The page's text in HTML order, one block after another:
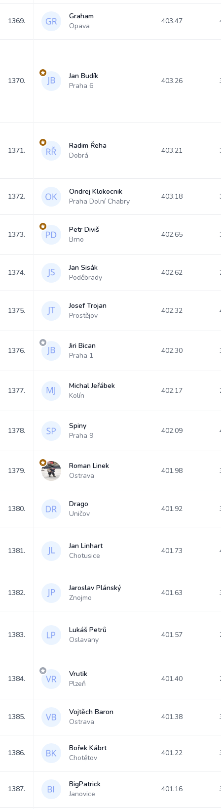
1369.
Graham
Opava
403.47
1370.
Jan Budík
Praha 6
403.26
1371.
Radim Řeha
Dobrá
403.21
1372.
Ondrej Klokocnik
Praha Dolní Chabry
403.18
1373.
Petr Diviš
Brno
402.65
1374.
Jan Sisák
Poděbrady
402.62
1375.
Josef Trojan
Prostějov
402.32
1376.
Jiri Bican
Praha 1
402.30
1377.
Michal Jeřábek
Kolín
402.17
1378.
Spiny
Praha 9
402.09
1379.
Roman Linek
Ostrava
401.98
1380.
Drago
Uničov
401.92
1381.
Jan Linhart
Chotusice
401.73
1382.
Jaroslav Plánský
Znojmo
401.63
1383.
Lukáš Petrů
Oslavany
401.57
1384.
Vrutik
Plzeň
401.40
1385.
Vojtěch Baron
Ostrava
401.38
1386.
Bořek Kábrt
Chotětov
401.22
1387.
BigPatrick
Janovice
401.16